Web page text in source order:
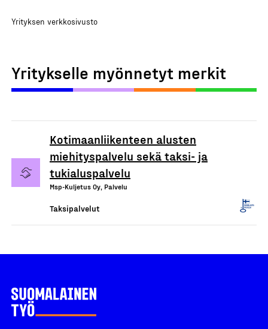
Yrityksen verkkosivusto
Yritykselle myönnetyt merkit
Kotimaanliikenteen alusten
miehityspalvelu sekä taksi- ja
tukialuspalvelu
Msp-Kuljetus Oy, Palvelu
Taksipalvelut